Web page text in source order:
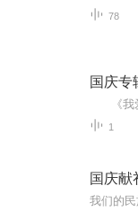
78
国庆专
1
国庆献